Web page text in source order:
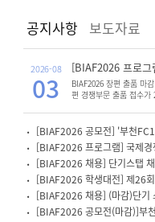
공지사항 보도자료
2026-08
03
[BIAF2026 프로
BIAF2026 장편 출품 마
편 경쟁부문 출품 접수가
[BIAF2026 공모전] '부천
[BIAF2026 프로그램] 국제경
[BIAF2026 채용] 단기스탭
[BIAF2026 채용] (마감)단기
[BIAF2026 공모전(마감)]부